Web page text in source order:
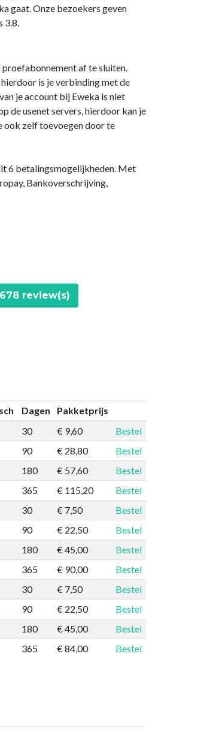
gaat. Onze bezoekers geven
af te sluiten.
is je verbinding met de
je account bij Eweka is niet
de usenet servers, hierdoor kan je
ook zelf toevoegen door te
6 betalingsmogelijkheden. Met
Bankoverschrijving,
review(s)
Dagen
Pakketprijs
30 € 9,60
Bestel
90
€ 28,80
Bestel
180
€ 57,60
Bestel
365
€ 115,20
Bestel
30 € 7,50
Bestel
90
€ 22,50
Bestel
180
€ 45,00
Bestel
365
€ 90,00
Bestel
30 € 7,50
Bestel
90
€ 22,50
Bestel
180
€ 45,00
Bestel
365
€ 84,00 Bestel